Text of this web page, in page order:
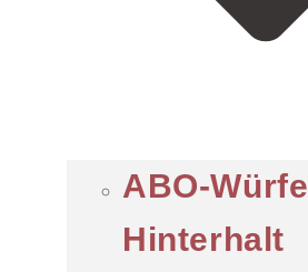
ABO-Würfel
Hinterhalt